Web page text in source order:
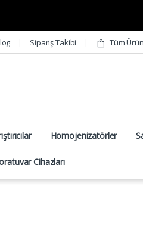
Sipariş Takibi Tüm
Homojenizatörler
Cihazları